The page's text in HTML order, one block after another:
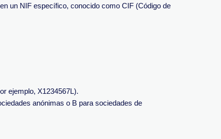
un NIF específico, conocido como CIF (Código de
ejemplo, X1234567L).
anónimas o B para sociedades de